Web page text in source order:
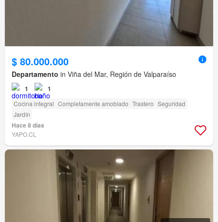
$ 80.000.000
Departamento in Viña del Mar, Región de Valparaíso
1 1
Cocina integral Completamente amoblado Trastero Seguridad
Jardín
Hace 8 días
YAPO.CL